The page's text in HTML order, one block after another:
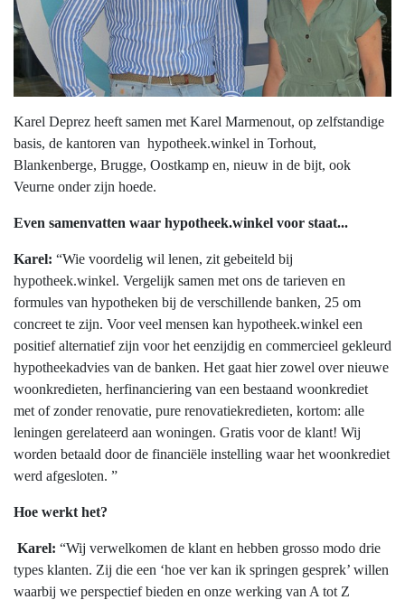
Karel Deprez heeft samen met Karel Marmenout, op zelfstandige
basis, de kantoren van hypotheek.winkel in Torhout,
Blankenberge, Brugge, Oostkamp en, nieuw in de bijt, ook
Veurne onder zijn hoede.
Even samenvatten waar hypotheek.winkel voor staat...
Karel: “Wie voordelig wil lenen, zit gebeiteld bij
hypotheek.winkel. Vergelijk samen met ons de tarieven en
formules van hypotheken bij de verschillende banken, 25 om
concreet te zijn. Voor veel mensen kan hypotheek.winkel een
positief alternatief zijn voor het eenzijdig en commercieel gekleurd
hypotheekadvies van de banken. Het gaat hier zowel over nieuwe
woonkredieten, herfinanciering van een bestaand woonkrediet
met of zonder renovatie, pure renovatiekredieten, kortom: alle
leningen gerelateerd aan woningen. Gratis voor de klant! Wij
worden betaald door de financiële instelling waar het woonkrediet
werd afgesloten. ”
Hoe werkt het?
Karel: “Wij verwelkomen de klant en hebben grosso modo drie
types klanten. Zij die een ‘hoe ver kan ik springen gesprek’ willen
waarbij we perspectief bieden en onze werking van A tot Z